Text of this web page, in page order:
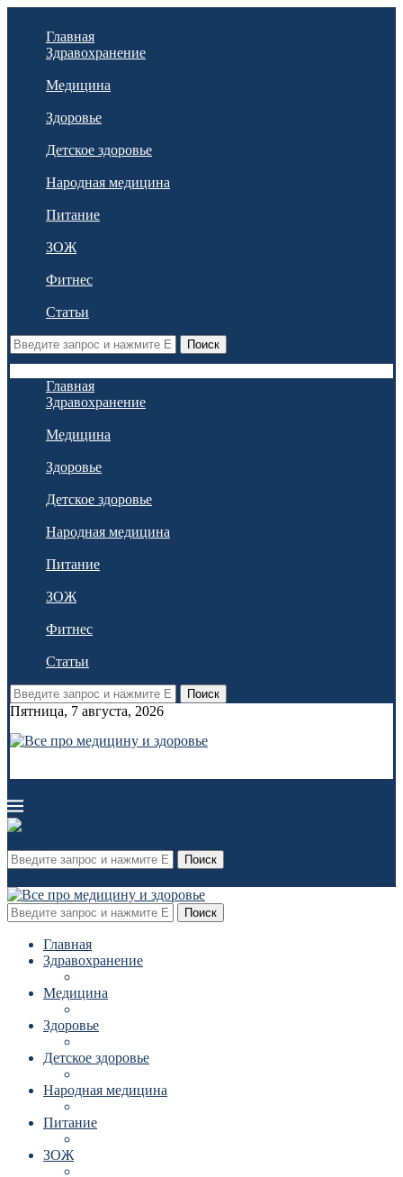
Главная
Здравохранение
Медицина
Здоровье
Детское здоровье
Народная медицина
Питание
ЗОЖ
Фитнес
Статьи
Поиск
Главная
Здравохранение
Медицина
Здоровье
Детское здоровье
Народная медицина
Питание
ЗОЖ
Фитнес
Статьи
Поиск
Пятница, 7 августа, 2026
Поиск
Поиск
Главная
Здравохранение
Медицина
Здоровье
Детское здоровье
Народная медицина
Питание
ЗОЖ